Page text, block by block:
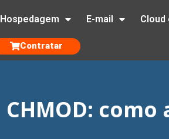
Hospedagem E-mail Cloud
Contratar
CHMOD: